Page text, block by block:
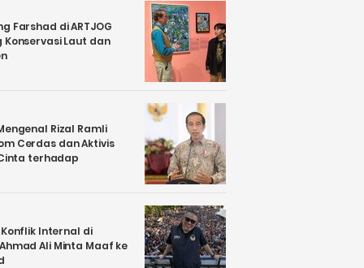
Farshad di ARTJOG
Konservasi Laut dan
Rizal Ramli
Cerdas dan Aktivis
terhadap
Internal di
Ali Minta Maaf ke